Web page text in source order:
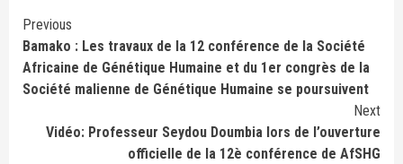
Continue
Reading
Previous
Bamako : Les travaux de la 12 conférence de la Société
Africaine de Génétique Humaine et du 1er congrès de la
Société malienne de Génétique Humaine se poursuivent
Next
Vidéo: Professeur Seydou Doumbia lors de l’ouverture
officielle de la 12è conférence de AfSHG